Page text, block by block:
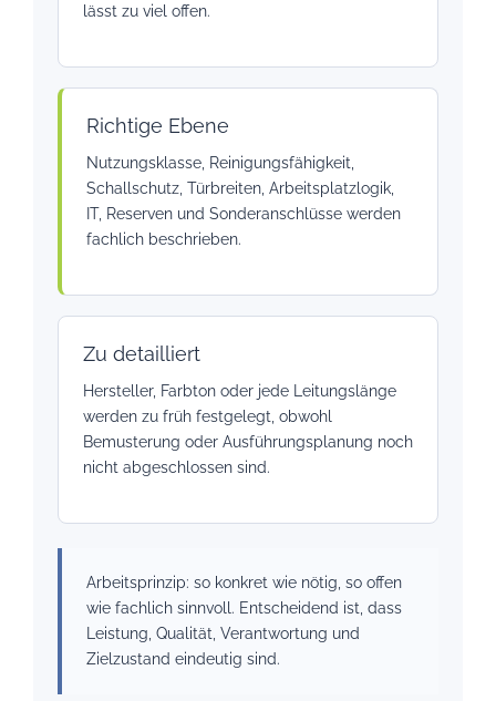
lässt zu viel offen.
Richtige Ebene
Nutzungsklasse, Reinigungsfähigkeit,
Schallschutz, Türbreiten, Arbeitsplatzlogik,
IT, Reserven und Sonderanschlüsse werden
fachlich beschrieben.
Zu detailliert
Hersteller, Farbton oder jede Leitungslänge
werden zu früh festgelegt, obwohl
Bemusterung oder Ausführungsplanung noch
nicht abgeschlossen sind.
Arbeitsprinzip: so konkret wie nötig, so offen
wie fachlich sinnvoll. Entscheidend ist, dass
Leistung, Qualität, Verantwortung und
Zielzustand eindeutig sind.